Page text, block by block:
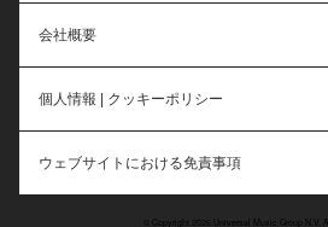
会社概要
個人情報 | クッキーポリシー
ウェブサイトにおける免責事項
© Copyright 2026 Universal Music Group N.V.